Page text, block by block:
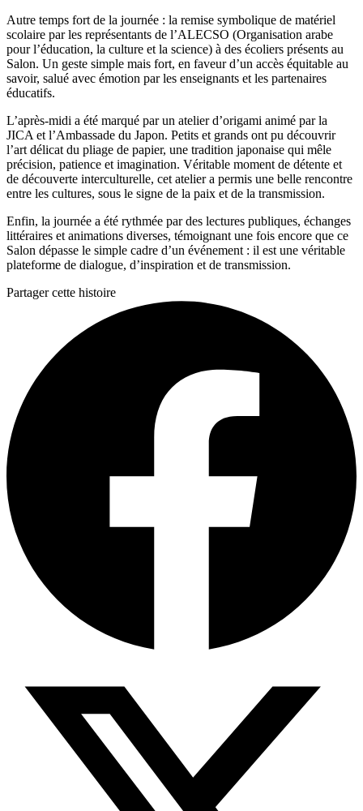
Autre temps fort de la journée : la remise symbolique de matériel
scolaire par les représentants de l’ALECSO (Organisation arabe
pour l’éducation, la culture et la science) à des écoliers présents au
Salon. Un geste simple mais fort, en faveur d’un accès équitable au
savoir, salué avec émotion par les enseignants et les partenaires
éducatifs.
L’après-midi a été marqué par un atelier d’origami animé par la
JICA et l’Ambassade du Japon. Petits et grands ont pu découvrir
l’art délicat du pliage de papier, une tradition japonaise qui mêle
précision, patience et imagination. Véritable moment de détente et
de découverte interculturelle, cet atelier a permis une belle rencontre
entre les cultures, sous le signe de la paix et de la transmission.
Enfin, la journée a été rythmée par des lectures publiques, échanges
littéraires et animations diverses, témoignant une fois encore que ce
Salon dépasse le simple cadre d’un événement : il est une véritable
plateforme de dialogue, d’inspiration et de transmission.
Partager cette histoire